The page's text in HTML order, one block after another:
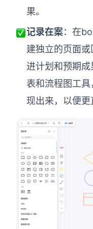
果。
记录在案：在
建独立的页面
进计划和预期
表和流程图工
现出来，以便更